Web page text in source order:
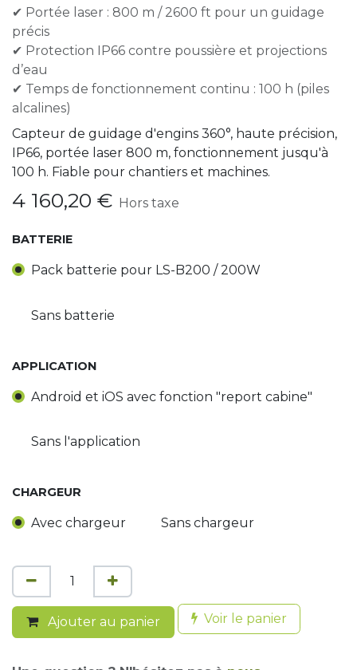
✔ Portée laser : 800 m / 2600 ft pour un guidage
précis
✔ Protection IP66 contre poussière et projections
d’eau
✔ Temps de fonctionnement continu : 100 h (piles
alcalines)
Capteur de guidage d'engins 360°, haute précision,
IP66, portée laser 800 m, fonctionnement jusqu'à
100 h. Fiable pour chantiers et machines.
4 160,20 € Hors taxe
BATTERIE
Pack batterie pour LS-B200 / 200W
Sans batterie
APPLICATION
Android et iOS avec fonction "report cabine"
Sans l'application
CHARGEUR
Avec chargeur Sans chargeur
Ajouter au panier Voir le panier